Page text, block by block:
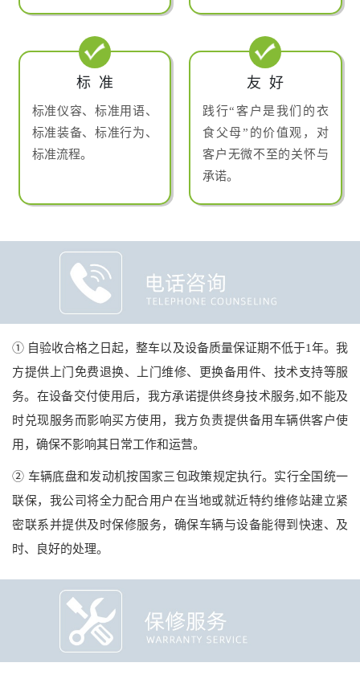
标准
标准仪容、标准用语、
标准装备、标准行为、
标准流程。
友好
践行“客户是我们的衣
食父母”的价值观，对
客户无微不至的关怀与
承诺。
① 自验收合格之日起，整车以及设备质量保证期不低于1年。我
方提供上门免费退换、上门维修、更换备用件、技术支持等服
务。在设备交付使用后，我方承诺提供终身技术服务,如不能及
时兑现服务而影响买方使用，我方负责提供备用车辆供客户使
用，确保不影响其日常工作和运营。
② 车辆底盘和发动机按国家三包政策规定执行。实行全国统一
联保，我公司将全力配合用户在当地或就近特约维修站建立紧
密联系并提供及时保修服务，确保车辆与设备能得到快速、及
时、良好的处理。